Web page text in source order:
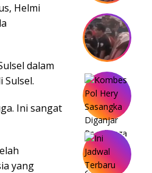
Helmi
dalam
Sulsel.
Ini sangat
yang